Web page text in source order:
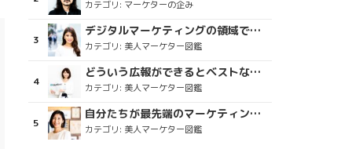
カテゴリ: マーケターの企み
デジタルマーケティングの領域で、海外というステージに
カテゴリ: 美人マーケター図鑑
どういう広報ができるとベストなのか
カテゴリ: 美人マーケター図鑑
自分たちが最先端のマーケティングを目指す
カテゴリ: 美人マーケター図鑑